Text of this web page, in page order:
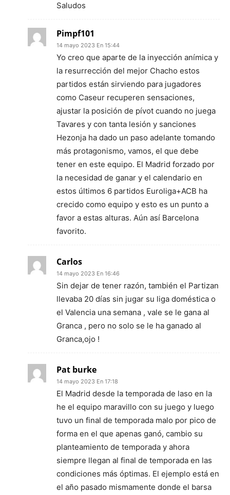
Saludos
Pimpf101
14 mayo 2023 En 15:44
Yo creo que aparte de la inyección anímica y
la resurrección del mejor Chacho estos
partidos están sirviendo para jugadores
como Caseur recuperen sensaciones,
ajustar la posición de pívot cuando no juega
Tavares y con tanta lesión y sanciones
Hezonja ha dado un paso adelante tomando
más protagonismo, vamos, el que debe
tener en este equipo. El Madrid forzado por
la necesidad de ganar y el calendario en
estos últimos 6 partidos Euroliga+ACB ha
crecido como equipo y esto es un punto a
favor a estas alturas. Aún así Barcelona
favorito.
Carlos
14 mayo 2023 En 16:46
Sin dejar de tener razón, también el Partizan
llevaba 20 días sin jugar su liga doméstica o
el Valencia una semana , vale se le gana al
Granca , pero no solo se le ha ganado al
Granca,ojo !
Pat burke
14 mayo 2023 En 17:18
El Madrid desde la temporada de laso en la
he el equipo maravillo con su juego y luego
tuvo un final de temporada malo por pico de
forma en el que apenas ganó, cambio su
planteamiento de temporada y ahora
siempre llegan al final de temporada en las
condiciones más óptimas. El ejemplo está en
el año pasado mismamente donde el barsa